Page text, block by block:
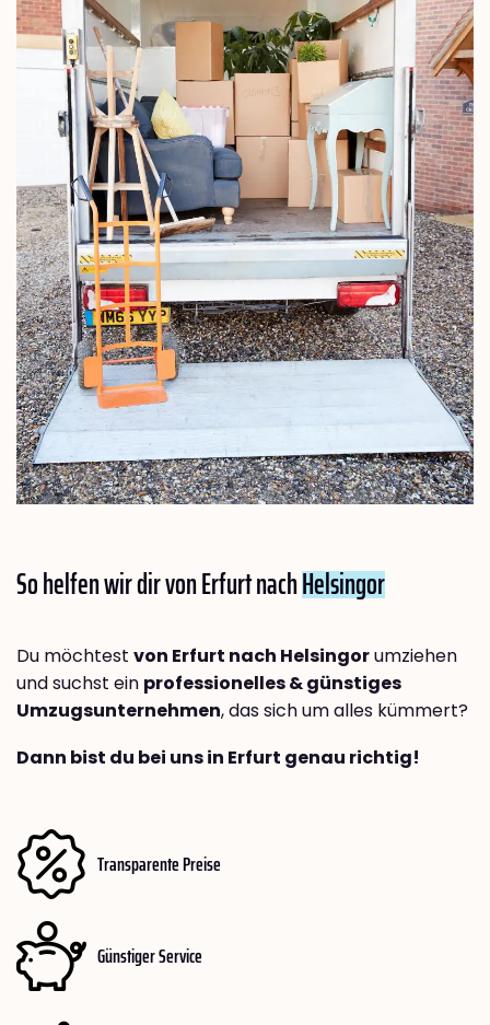
So helfen wir dir von Erfurt nachHelsingor
Du möchtest von Erfurt nach Helsingorumziehen
und suchst ein professionelles & günstiges
Umzugsunternehmen, das sich um alles kümmert?
Dann bist du bei uns in Erfurt genau richtig!
Transparente Preise
Günstiger Service